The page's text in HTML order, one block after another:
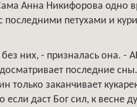
Анна Никифорова одно
последними петухами и
них, - призналась она. -
последние
только заканчивает
если даст Бог сил, к весне